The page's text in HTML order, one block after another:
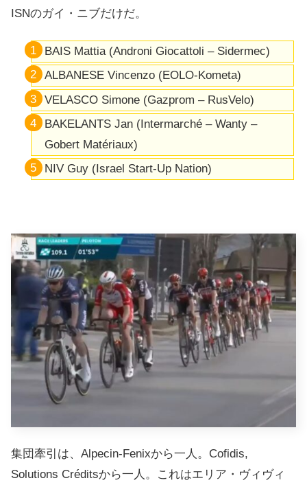
ISNのガイ・ニブだけだ。
BAIS Mattia (Androni Giocattoli – Sidermec)
ALBANESE Vincenzo (EOLO-Kometa)
VELASCO Simone (Gazprom – RusVelo)
BAKELANTS Jan (Intermarché – Wanty –
Gobert Matériaux)
NIV Guy (Israel Start-Up Nation)
集団牽引は、Alpecin-Fenixから一人。Cofidis,
Solutions Créditsから一人。これはエリア・ヴィヴィ